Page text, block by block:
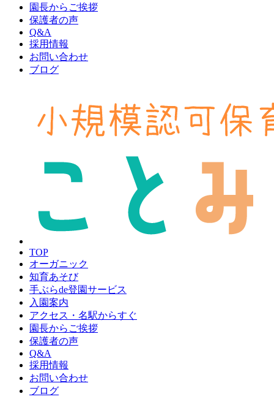
園長からご挨拶
保護者の声
Q&A
採用情報
お問い合わせ
ブログ
TOP
オーガニック
知育あそび
手ぶらde登園サービス
入園案内
アクセス・名駅からすぐ
園長からご挨拶
保護者の声
Q&A
採用情報
お問い合わせ
ブログ